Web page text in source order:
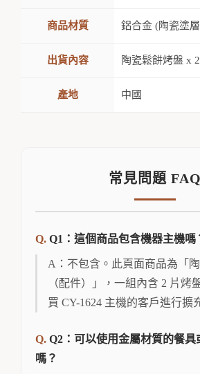
商品材質 鋁合金 (陶瓷塗
出貨內容 陶瓷鬆餅烤盤 x
產地 中國
常見問題 FAQ
Q1：這個商品包含機器主機嗎
A：不包含。此頁面商品為「
（配件）」，一組內含 2 片烤
買 CY-1624 主機的客戶進行擴
Q2：可以使用金屬材質的餐具
嗎？